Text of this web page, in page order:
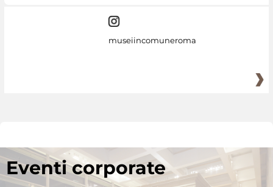
museiincomuneroma
Eventi corporate